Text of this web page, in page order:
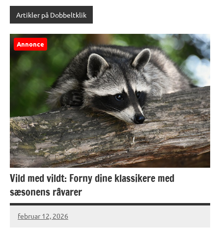
Artikler på Dobbeltklik
Annonce
Vild med vildt: Forny dine klassikere med
sæsonens råvarer
februar 12, 2026